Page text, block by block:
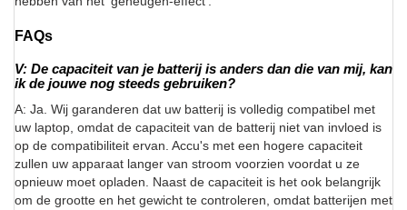
FAQs
V: De capaciteit van je batterij is anders dan die van mij, kan
ik de jouwe nog steeds gebruiken?
A: Ja. Wij garanderen dat uw batterij is volledig compatibel met
uw laptop, omdat de capaciteit van de batterij niet van invloed is
op de compatibiliteit ervan. Accu's met een hogere capaciteit
zullen uw apparaat langer van stroom voorzien voordat u ze
opnieuw moet opladen. Naast de capaciteit is het ook belangrijk
om de grootte en het gewicht te controleren, omdat batterijen met